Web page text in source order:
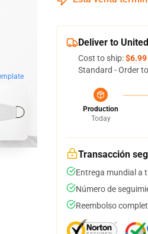
Deliver to
Cost to ship:$6.99
Standard - Order
Production
Today
Transacción
Entrega mundial a
Número de
Reembolso